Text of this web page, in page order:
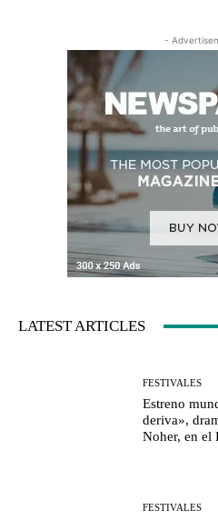
-
LATEST ARTICLES
FESTIVALES
Estreno
deriva»,
Noher, en el
FESTIVALES